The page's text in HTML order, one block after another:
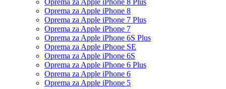
Oprema za Apple iPhone 8 Plus
Oprema za Apple iPhone 8
Oprema za Apple iPhone 7 Plus
Oprema za Apple iPhone 7
Oprema za Apple iPhone 6S Plus
Oprema za Apple iPhone SE
Oprema za Apple iPhone 6S
Oprema za Apple iPhone 6 Plus
Oprema za Apple iPhone 6
Oprema za Apple iPhone 5